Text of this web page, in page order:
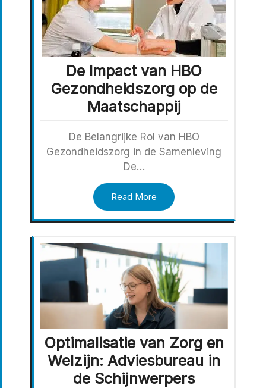
De Impact van HBO
Gezondheidszorg op de
Maatschappij
De Belangrijke Rol van HBO
Gezondheidszorg in de Samenleving
De…
Read More
Optimalisatie van Zorg en
Welzijn: Adviesbureau in
de Schijnwerpers